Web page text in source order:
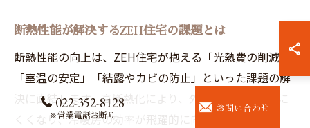
断熱性能が解決するZEH住宅の課題とは
断熱性能の向上は、ZEH住宅が抱える「光熱費の削減」
「室温の安定」「結露やカビの防止」といった課題の解
決に直結します。高断熱化により、外気の影響を受けに
くくなり、冷暖房の効率が飛躍的に向上します。
022-352-8128
※営業電話お断り
お問い合わせ